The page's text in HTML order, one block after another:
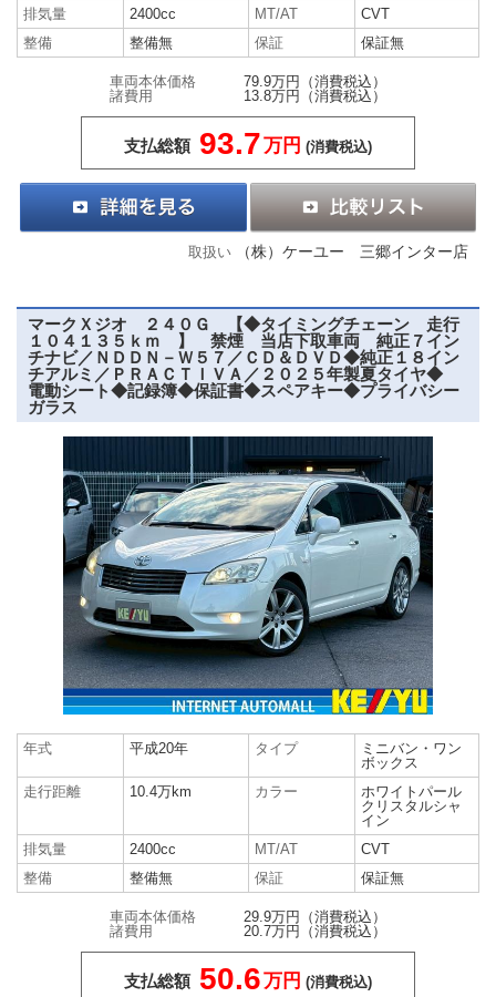
排気量
2400cc MT/AT
CVT
整備
整備無 保証 保証無
車両本体価格 79.9万円 （消費税込）
諸費用
13.8万円 （消費税込）
支払総額 93.7万円 (消費税込)
取扱い （株）ケーユー 三郷インター店
マークＸジオ ２４０Ｇ 【◆タイミングチェーン 走行
１０４１３５ｋｍ 】 禁煙 当店下取車両 純正７イン
チナビ／ＮＤＤＮ－Ｗ５７／ＣＤ＆ＤＶＤ◆純正１８イン
チアルミ／ＰＲＡＣＴＩＶＡ／２０２５年製夏タイヤ◆
電動シート◆記録簿◆保証書◆スペアキー◆プライバシー
ガラス
年式 平成20年 タイプ
ミニバン・ワン
ボックス
走行距離
10.4万km カラー
ホワイトパール
クリスタルシャ
イン
排気量
2400cc MT/AT
CVT
整備
整備無 保証 保証無
車両本体価格 29.9万円
（消費税込）
諸費用
20.7万円 （消費税込）
支払総額 50.6万円 (消費税込)